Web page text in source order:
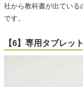
社から教科書が出てい
です。
【6】専用タブレッ